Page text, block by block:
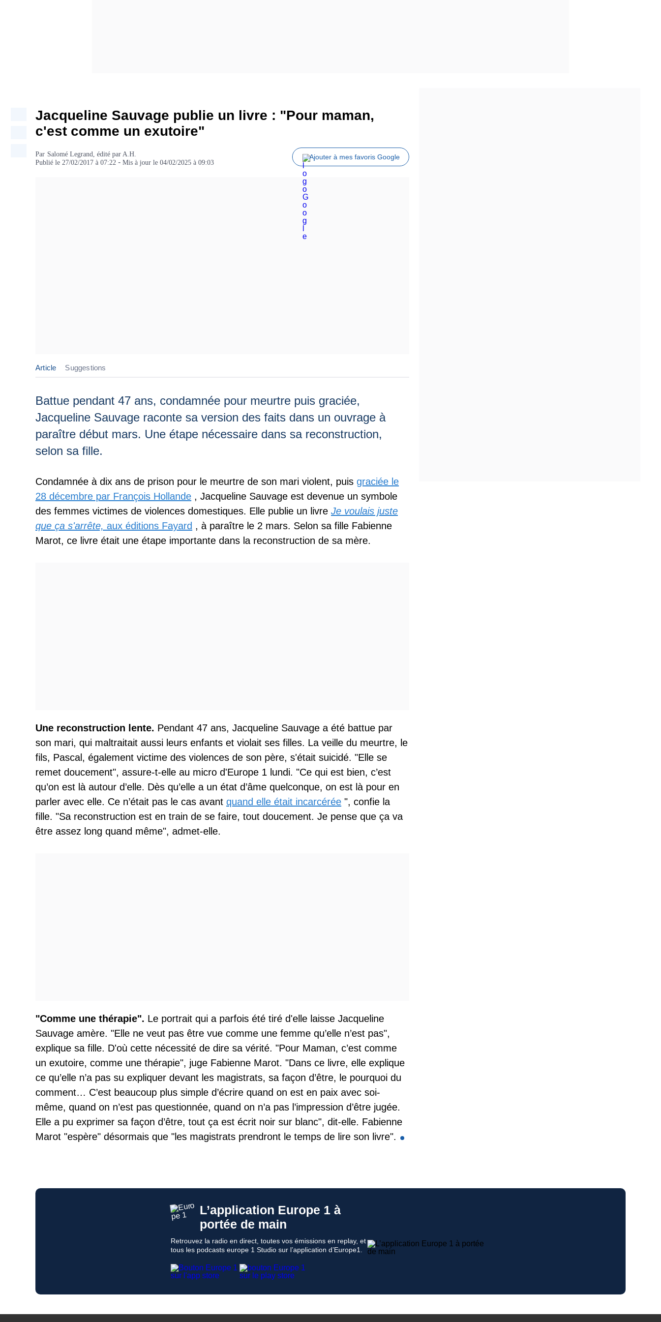
Jacqueline Sauvage publie un livre : "Pour maman,
c'est comme un exutoire"
Par Texte
de
Salomé Legrand, édité par A.H.
Publié le 27/02/2017 à 07:22 - Mis à jour le 04/02/2025 à 09:03
Ajouter à mes favoris Google
Article Suggestions
Battue pendant 47 ans, condamnée pour meurtre puis graciée,
Jacqueline Sauvage raconte sa version des faits dans un ouvrage à
paraître début mars. Une étape nécessaire dans sa reconstruction,
selon sa fille.
Condamnée à dix ans de prison pour le meurtre de son mari violent, puis graciée le
28 décembre par François Hollande , Jacqueline Sauvage est devenue un symbole
des femmes victimes de violences domestiques. Elle publie un livre Je voulais juste
que ça s'arrête, aux éditions Fayard , à paraître le 2 mars. Selon sa fille Fabienne
Marot, ce livre était une étape importante dans la reconstruction de sa mère.
Une reconstruction lente. Pendant 47 ans, Jacqueline Sauvage a été battue par
son mari, qui maltraitait aussi leurs enfants et violait ses filles. La veille du meurtre, le
fils, Pascal, également victime des violences de son père, s'était suicidé. "Elle se
remet doucement", assure-t-elle au micro d'Europe 1 lundi. "Ce qui est bien, c’est
qu’on est là autour d’elle. Dès qu’elle a un état d’âme quelconque, on est là pour en
parler avec elle. Ce n’était pas le cas avant quand elle était incarcérée ", confie la
fille. "Sa reconstruction est en train de se faire, tout doucement. Je pense que ça va
être assez long quand même", admet-elle.
"Comme une thérapie". Le portrait qui a parfois été tiré d'elle laisse Jacqueline
Sauvage amère. "Elle ne veut pas être vue comme une femme qu’elle n’est pas",
explique sa fille. D'où cette nécessité de dire sa vérité. "Pour Maman, c’est comme
un exutoire, comme une thérapie", juge Fabienne Marot. "Dans ce livre, elle explique
ce qu’elle n’a pas su expliquer devant les magistrats, sa façon d’être, le pourquoi du
comment… C’est beaucoup plus simple d’écrire quand on est en paix avec soi-
même, quand on n’est pas questionnée, quand on n’a pas l’impression d’être jugée.
Elle a pu exprimer sa façon d’être, tout ça est écrit noir sur blanc", dit-elle. Fabienne
Marot "espère" désormais que "les magistrats prendront le temps de lire son livre".
L’application Europe 1 à
portée de main
Retrouvez la radio en direct, toutes vos émissions en replay, et
tous les podcasts europe 1 Studio sur l’application d’Europe1.